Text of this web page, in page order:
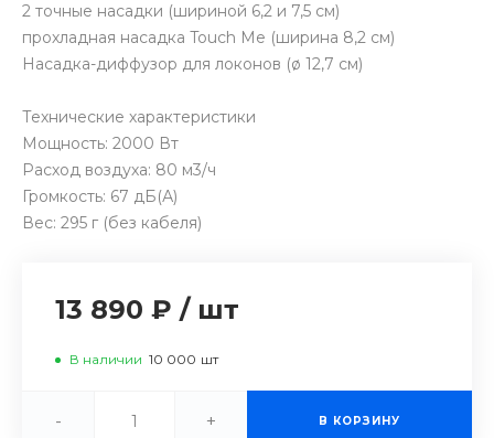
2 точные насадки (шириной 6,2 и 7,5 см)
прохладная насадка Touch Me (ширина 8,2 см)
Насадка-диффузор для локонов (ø 12,7 см)
Технические характеристики
Мощность: 2000 Вт
Расход воздуха: 80 м3/ч
Громкость: 67 дБ(А)
Вес: 295 г (без кабеля)
13 890 ₽ / шт
В наличии 10 000 шт
- + В КОРЗИНУ